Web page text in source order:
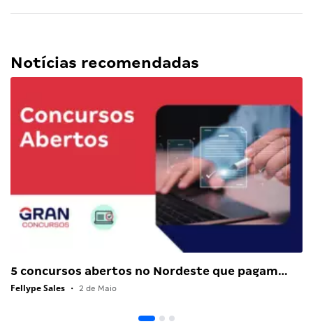
Notícias recomendadas
5 concursos abertos no Nordeste que pagam…
Fellype Sales • 2 de Maio